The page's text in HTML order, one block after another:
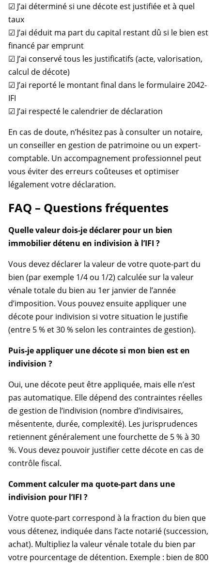
☑ J’ai déterminé si une décote est justifiée et à quel
taux
☑ J’ai déduit ma part du capital restant dû si le bien est
financé par emprunt
☑ J’ai conservé tous les justificatifs (acte, valorisation,
calcul de décote)
☑ J’ai reporté le montant final dans le formulaire 2042-
IFI
☑ J’ai respecté le calendrier de déclaration
En cas de doute, n’hésitez pas à consulter un notaire,
un conseiller en gestion de patrimoine ou un expert-
comptable. Un accompagnement professionnel peut
vous éviter des erreurs coûteuses et optimiser
légalement votre déclaration.
FAQ – Questions fréquentes
Quelle valeur dois-je déclarer pour un bien
immobilier détenu en indivision à l’IFI ?
Vous devez déclarer la valeur de votre quote-partdu
bien (par exemple 1/4 ou 1/2) calculée sur la valeur
vénaletotale du bien au 1er janvier de l’année
d’imposition. Vous pouvez ensuite appliquer une
décote pour indivision si votre situation le justifie
(entre 5 % et 30 % selon les contraintes de gestion).
Puis-je appliquer une décote si mon bien est en
indivision ?
Oui, une décote peut être appliquée, mais elle n’est
pas automatique. Elle dépend des contraintes réelles
de gestion de l’indivision (nombre d’indivisaires,
mésentente, durée, complexité). Les jurisprudences
retiennent généralement une fourchette de 5 % à 30
%. Vous devez pouvoir justifier cette décote en cas de
contrôle fiscal.
Comment calculer ma quote-partdans une
indivision pour l’IFI ?
Votre quote-partcorrespond à la fraction du bien que
vous détenez, indiquée dans l’acte notarié (succession,
achat). Multipliez la valeur vénaletotale du bien par
votre pourcentage de détention. Exemple : bien de 800